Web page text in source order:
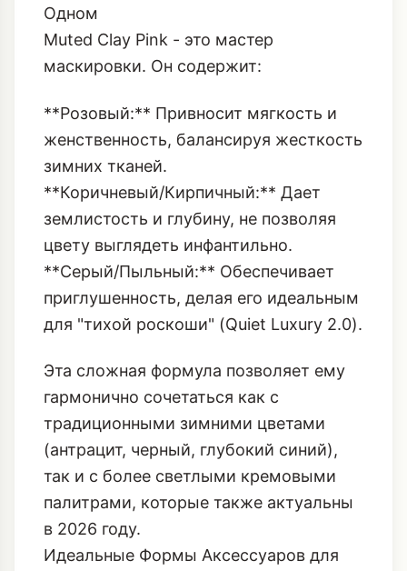
Одном
Muted Clay Pink - это мастер
маскировки. Он содержит:
**Розовый:** Привносит мягкость и
женственность, балансируя жесткость
зимних тканей.
**Коричневый/Кирпичный:** Дает
землистость и глубину, не позволяя
цвету выглядеть инфантильно.
**Серый/Пыльный:** Обеспечивает
приглушенность, делая его идеальным
для "тихой роскоши" (Quiet Luxury 2.0).
Эта сложная формула позволяет ему
гармонично сочетаться как с
традиционными зимними цветами
(антрацит, черный, глубокий синий),
так и с более светлыми кремовыми
палитрами, которые также актуальны
в 2026 году.
Идеальные Формы Аксессуаров для